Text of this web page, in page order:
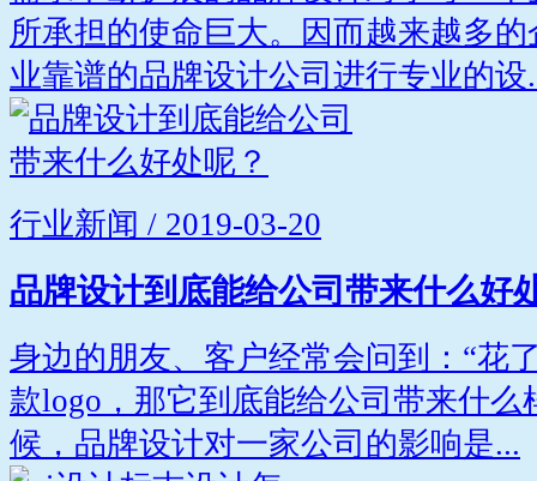
所承担的使命巨大。因而越来越多
业靠谱的品牌设计公司进行专业的设
行业新闻 / 2019-03-20
品牌设计到底能给公司带来什么好
身边的朋友、客户经常会问到：“花
款logo，那它到底能给公司带来什么
候，品牌设计对一家公司的影响是...